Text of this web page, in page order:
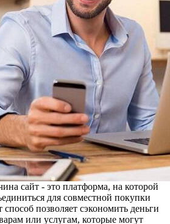
сайт - это платформа, на которой
для совместной покупки
способ позволяет сэкономить деньги
или услугам, которые могут